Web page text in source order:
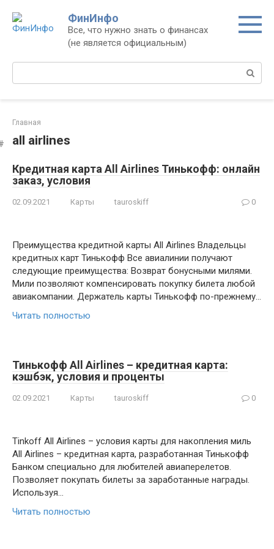
контенту
ФинИнфо
Все, что нужно знать о финансах
(не является официальным)
Поиск:
Главная
all airlines
Кредитная карта All Airlines Тинькофф: онлайн
заказ, условия
02.09.2021 Карты tauroskiff 0
Преимущества кредитной карты All Airlines Владельцы
кредитных карт Тинькофф Все авиалинии получают
следующие преимущества: Возврат бонусными милями.
Мили позволяют компенсировать покупку билета любой
авиакомпании. Держатель карты Тинькофф по-прежнему…
Читать полностью
Тинькофф All Airlines – кредитная карта:
кэшбэк, условия и проценты
02.09.2021 Карты tauroskiff 0
Tinkoff All Airlines – условия карты для накопления миль
All Airlines – кредитная карта, разработанная Тинькофф
Банком специально для любителей авиаперелетов.
Позволяет покупать билеты за заработанные награды.
Используя…
Читать полностью